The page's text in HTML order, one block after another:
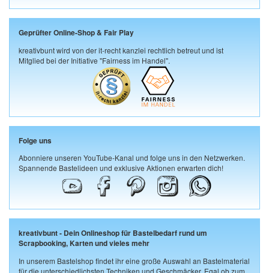
Geprüfter Online-Shop & Fair Play
kreativbunt wird von der it-recht kanzlei rechtlich betreut und ist
Mitglied bei der Initiative "Fairness im Handel".
Folge uns
Abonniere unseren YouTube-Kanal und folge uns in den Netzwerken.
Spannende Bastelideen und exklusive Aktionen erwarten dich!
kreativbunt - Dein Onlineshop für Bastelbedarf rund um
Scrapbooking, Karten und vieles mehr
In unserem Bastelshop findet ihr eine große Auswahl an Bastelmaterial